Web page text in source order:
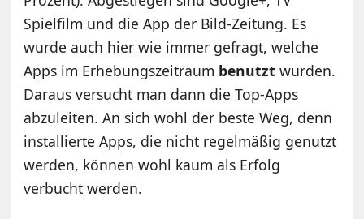
Spielfilm und die App der Bild-Zeitung. Es
wurde auch hier wie immer gefragt, welche
Apps im Erhebungszeitraum benutzt wurden.
Daraus versucht man dann die Top-Apps
abzuleiten. An sich wohl der beste Weg, denn
installierte Apps, die nicht regelmäßig genutzt
werden, können wohl kaum als Erfolg
verbucht werden.